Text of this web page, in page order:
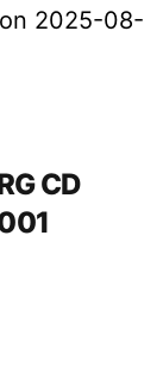
2025-08-
CD